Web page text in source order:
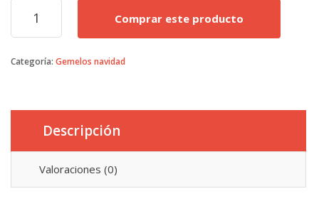
Gemelos
Papa
cantidad
Comprar este producto
Categoría: Gemelos navidad
Descripción
Valoraciones (0)